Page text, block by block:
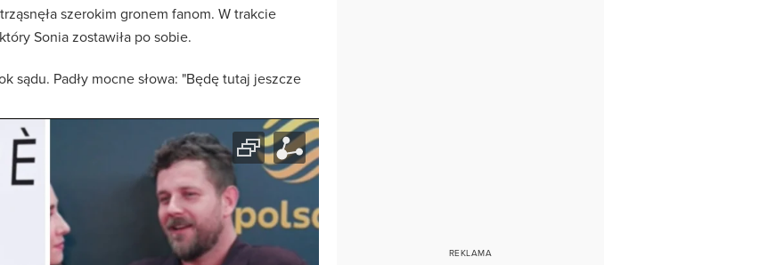
szerokim gronem fanom. W trakcie
Sonia zostawiła po sobie.
sądu. Padły mocne słowa: "Będę tutaj jeszcze